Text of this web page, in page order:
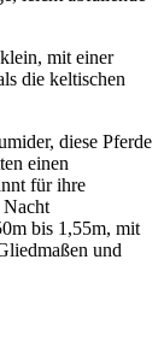
mit einer
die keltischen
diese Pferde
einen
für ihre
Nacht
bis 1,55m, mit
und